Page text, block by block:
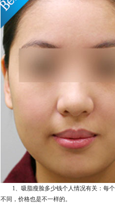
1、吸脂瘦脸多少钱个人情况有关：每个
不同，价格也是不一样的。